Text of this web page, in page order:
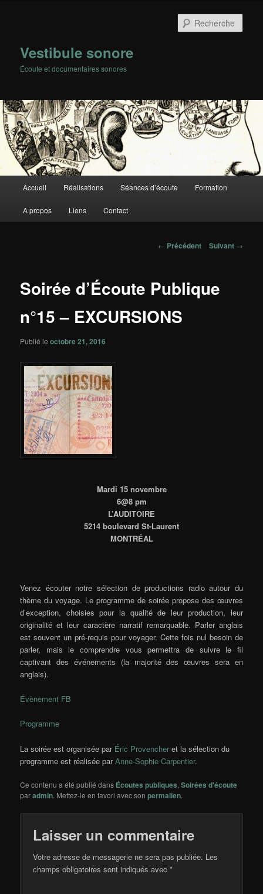
Vestibule sonore
Écoute et documentaires sonores
principal
Aller
au
Accueil Réalisations Séances d’écoute Formation
A propos Liens Contact
Navigation
← Précédent Suivant →
Soirée d’Écoute Publique
n°15 – EXCURSIONS
Publié leoctobre 21, 2016
Mardi 15 novembre
6@8 pm
L’AUDITOIRE
5214 boulevard St-Laurent
MONTRÉAL
Venez écouter notre sélection de productions radio autour du
thème du voyage. Le programme de soirée propose des œuvres
d’exception, choisies pour la qualité de leur production, leur
originalité et leur caractère narratif remarquable. Parler anglais
est souvent un pré-requis pour voyager. Cette fois nul besoin de
parler, mais le comprendre vous permettra de suivre le fil
captivant des événements (la majorité des œuvres sera en
anglais).
Évènement FB
Programme
La soirée est organisée par Éric Provencher et la sélection du
programme est réalisée parAnne-Sophie Carpentier.
Ce contenu a été publié dans Écoutes publiques,Soirées d'écoute
paradmin. Mettez-le en favori avec sonpermalien.
Laisser un commentaire
Votre adresse de messagerie ne sera pas publiée. Les
champs obligatoires sont indiqués avec*